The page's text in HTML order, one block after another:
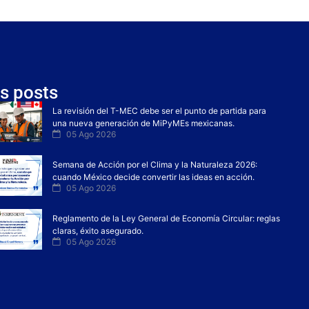
posts
La revisión del T-MEC debe ser el punto de partida para
una nueva generación de MiPyMEs mexicanas.
05 Ago 2026
Semana de Acción por el Clima y la Naturaleza 2026:
cuando México decide convertir las ideas en acción.
05 Ago 2026
Reglamento de la Ley General de Economía Circular: reglas
claras, éxito asegurado.
05 Ago 2026